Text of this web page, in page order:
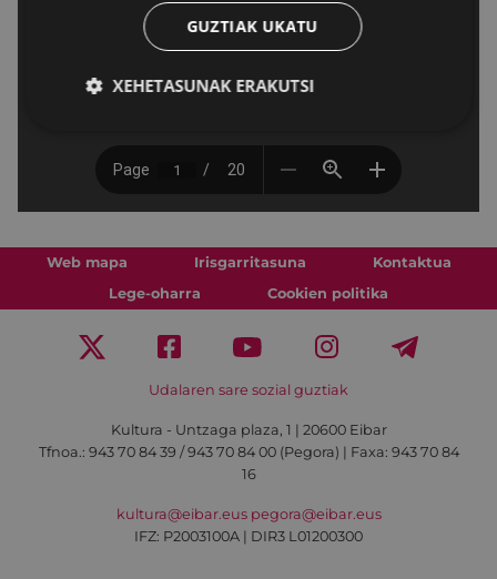
Web mapa Irisgarritasuna
Kontaktua
Lege-oharra
Cookien politika
Udalaren sare sozial guztiak
Kultura - Untzaga plaza, 1 | 20600 Eibar
Tfnoa.: 943 70 84 39 / 943 70 84 00 (Pegora) | Faxa: 943 70 84
16
kultura@eibar.eus pegora@eibar.eus
IFZ: P2003100A | DIR3 L01200300
GUZTIAK UKATU
XEHETASUNAK ERAKUTSI